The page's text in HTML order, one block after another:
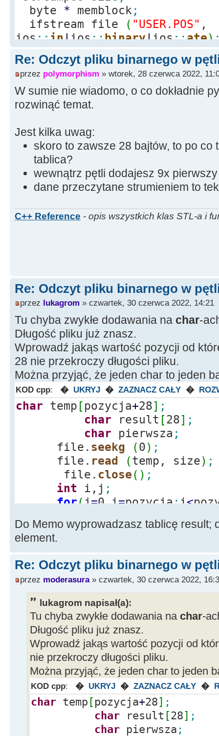
byte * memblock ;
ifstream file
( "USER.POS" ,
ios::in|ios::binary|ios::ate)
if (file.is_open())
{
size=file.tellg();
memblock= new char [
file.
file.
for
Memo1->Lines->Add(
Edit24->Text=
}
elseEdit24->Text
Pliku!"
return ;
}
Re: Odczyt pliku binarnego w
przez polymorphism » wtorek, 28 czerwca 2022,
W sumie nie wiadomo, o co dokładnie
rozwinąć temat.
Jest kilka uwag:
skoro to zawsze 28 bajtów, to po co
tablica?
wewnątrz pętli dodajesz 9x
dane przeczytane strumieniem to
C++ Reference - opis wszystkich klas STL-a i
Re: Odczyt pliku binarnego w
przez lukagrom » czwartek, 30 czerwca 2022, 14:21
Tu chyba zwykłe dodawania na char-
Długość pliku już znasz.
Wprowadź jakąs wartość pozycji od
28 nie przekroczy długości pliku.
Można przyjąć, że jeden char to jeden
KOD cpp: � UKRYJ � ZAZNACZ CAŁY �
char temp [ pozycja+28] ;
char result [28] ;
char pierwsza ;
file. seekg (0) ;
file. read (temp, size) ;
file. close( ) ;
int i,j ;
for(j=0,i=pozycja;i<
pierwsza=result[0] ;
Do Memo wyprowadzasz tablicę result;
element.
Re: Odczyt pliku binarnego w
przez moderasura» czwartek, 30 czerwca 2022,
lukagrom napisał(a):
Tu chyba zwykłe dodawania na char-
Długość pliku już znasz.
Wprowadź jakąs wartość pozycji od
nie przekroczy długości pliku.
Można przyjąć, że jeden char to jeden
KOD cpp: � UKRYJ � ZAZNACZ CAŁY �
char temp [ pozycja+28] ;
char result [28] ;
char pierwsza ;